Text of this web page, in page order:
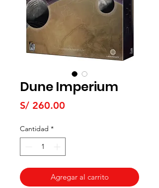
Dune Imperium
S/ 260.00
Cantidad *
Agregar al carrito